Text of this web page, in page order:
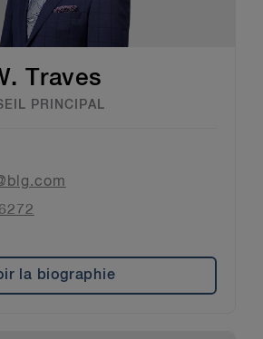
Traves
PRINCIPAL
la biographie